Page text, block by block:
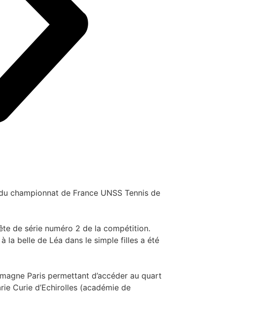
championnat de France UNSS Tennis de
de série numéro 2 de la compétition.
la belle de Léa dans le simple filles a été
Paris permettant d’accéder au quart
Curie d’Echirolles (académie de